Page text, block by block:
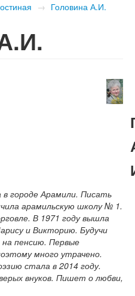
→ Головина А.И.
городе Арамили. Писать
арамильскую школу № 1.
В 1971 году вышла
и Викторию. Будучи
пенсию. Первые
много утрачено.
стала в 2014 году.
внуков. Пишет о любви,